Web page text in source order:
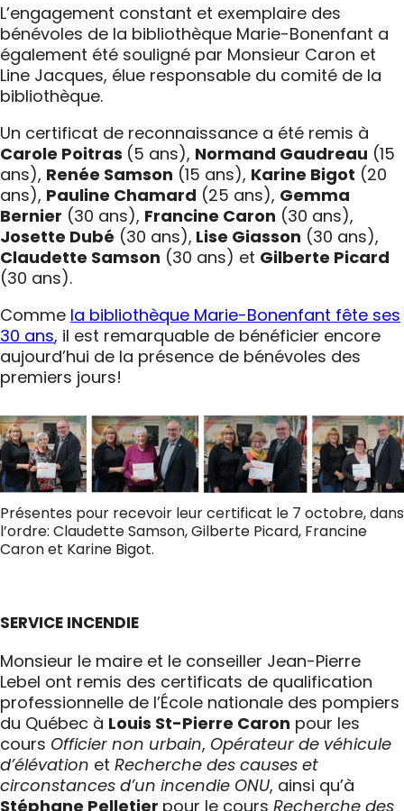
L’engagement constant et exemplaire des
bénévoles de la bibliothèque Marie-Bonenfant a
également été souligné par Monsieur Caron et
Line Jacques, élue responsable du comité de la
bibliothèque.
Un certificat de reconnaissance a été remis à
Carole Poitras (5 ans), Normand Gaudreau (15
ans), Renée Samson (15 ans), Karine Bigot (20
ans), Pauline Chamard (25 ans), Gemma
Bernier (30 ans), Francine Caron (30 ans),
Josette Dubé (30 ans), Lise Giasson (30 ans),
Claudette Samson (30 ans) et Gilberte Picard
(30 ans).
Comme la bibliothèque Marie-Bonenfant fête ses
30 ans, il est remarquable de bénéficier encore
aujourd’hui de la présence de bénévoles des
premiers jours!
Présentes pour recevoir leur certificat le 7 octobre, dans
l’ordre: Claudette Samson, Gilberte Picard, Francine
Caron et Karine Bigot.
SERVICE INCENDIE
Monsieur le maire et le conseiller Jean-Pierre
Lebel ont remis des certificats de qualification
professionnelle de l’École nationale des pompiers
du Québec à Louis St-Pierre Caron pour les
cours Officier non urbain, Opérateur de véhicule
d’élévation et Recherche des causes et
circonstances d’un incendie ONU, ainsi qu’à
Stéphane Pelletier pour le cours Recherche des